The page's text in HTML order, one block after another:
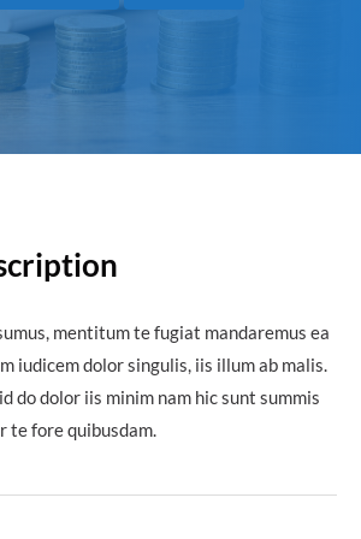
mentitum te fugiat mandaremus ea
iudicem dolor singulis, iis illum ab malis.
do dolor iis minim nam hic sunt summis
te fore quibusdam.